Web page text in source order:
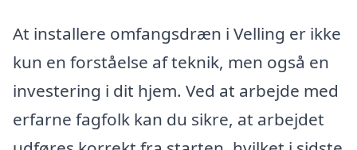
At installere omfangsdræn i Velling er ikke
kun en forståelse af teknik, men også en
investering i dit hjem. Ved at arbejde med
erfarne fagfolk kan du sikre, at arbejdet